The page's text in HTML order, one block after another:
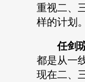
重视二、
样的计划
任剑
都是从一
现在二、